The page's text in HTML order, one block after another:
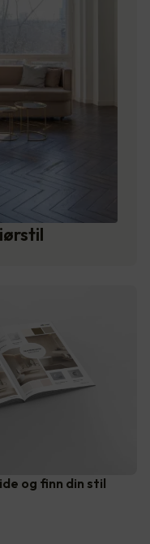
og finn din stil